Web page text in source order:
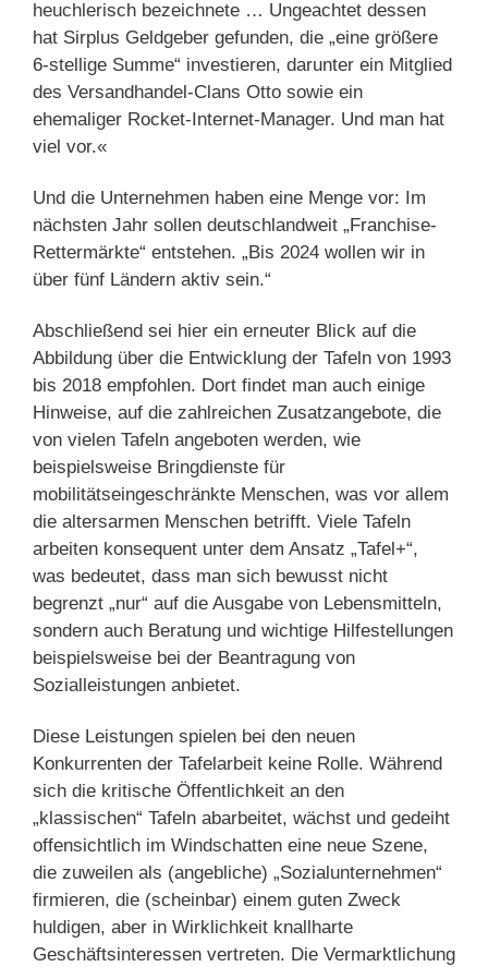
heuchlerisch bezeichnete … Ungeachtet dessen
hat Sirplus Geldgeber gefunden, die „eine größere
6-stellige Summe“ investieren, darunter ein Mitglied
des Versandhandel-Clans Otto sowie ein
ehemaliger Rocket-Internet-Manager. Und man hat
viel vor.«
Und die Unternehmen haben eine Menge vor: Im
nächsten Jahr sollen deutschlandweit „Franchise-
Rettermärkte“ entstehen. „Bis 2024 wollen wir in
über fünf Ländern aktiv sein.“
Abschließend sei hier ein erneuter Blick auf die
Abbildung über die Entwicklung der Tafeln von 1993
bis 2018 empfohlen. Dort findet man auch einige
Hinweise, auf die zahlreichen Zusatzangebote, die
von vielen Tafeln angeboten werden, wie
beispielsweise Bringdienste für
mobilitätseingeschränkte Menschen, was vor allem
die altersarmen Menschen betrifft. Viele Tafeln
arbeiten konsequent unter dem Ansatz „Tafel+“,
was bedeutet, dass man sich bewusst nicht
begrenzt „nur“ auf die Ausgabe von Lebensmitteln,
sondern auch Beratung und wichtige Hilfestellungen
beispielsweise bei der Beantragung von
Sozialleistungen anbietet.
Diese Leistungen spielen bei den neuen
Konkurrenten der Tafelarbeit keine Rolle. Während
sich die kritische Öffentlichkeit an den
„klassischen“ Tafeln abarbeitet, wächst und gedeiht
offensichtlich im Windschatten eine neue Szene,
die zuweilen als (angebliche) „Sozialunternehmen“
firmieren, die (scheinbar) einem guten Zweck
huldigen, aber in Wirklichkeit knallharte
Geschäftsinteressen vertreten. Die Vermarktlichung